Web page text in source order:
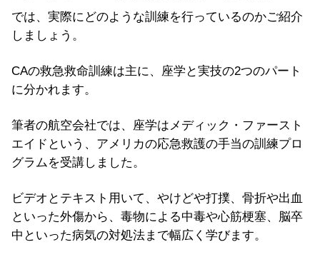
では、実際にどのような訓練を行っているのかご紹介
しましょう。
CAの救急救命訓練は主に、座学と実技の2つのパート
に分かれます。
筆者の航空会社では、座学はメディック・ファースト
エイドという、アメリカの応急救護の手当の訓練プロ
グラムを受講しました。
ビデオとテキスト用いて、やけどや打撲、骨折や出血
といった外傷から、毒物による中毒や心筋梗塞、脳卒
中といった病気の対処法まで幅広く学びます。